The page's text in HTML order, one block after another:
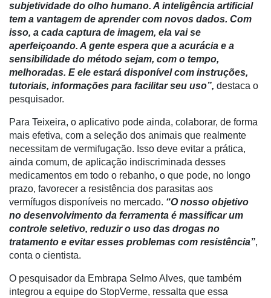
Agenda
Agricultura
de
Precisão
Automação
e
Conectividade
Dados
E-
Commerce
Informatização
da
Vertical
subjetividade do olho humano. A inteligência artificial
tem a vantagem de aprender com novos dados. Com
isso, a cada captura de imagem, ela vai se
aperfeiçoando. A gente espera que a acurácia e a
sensibilidade do método sejam, com o tempo,
melhoradas. E ele estará disponível com instruções,
tutoriais, informações para facilitar seu uso”, destaca o
pesquisador.
Para Teixeira, o aplicativo pode ainda, colaborar, de forma
mais efetiva, com a seleção dos animais que realmente
necessitam de vermifugação. Isso deve evitar a prática,
ainda comum, de aplicação indiscriminada desses
medicamentos em todo o rebanho, o que pode, no longo
prazo, favorecer a resistência dos parasitas aos
vermífugos disponíveis no mercado. “O nosso objetivo
no desenvolvimento da ferramenta é massificar um
controle seletivo, reduzir o uso das drogas no
tratamento e evitar esses problemas com resistência”,
conta o cientista.
O pesquisador da Embrapa Selmo Alves, que também
integrou a equipe do StopVerme, ressalta que essa